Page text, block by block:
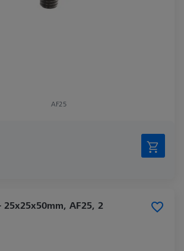
AF25
25x25x50mm, AF25, 2